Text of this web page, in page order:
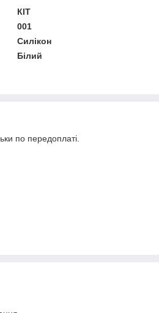
КІТ
001
Силікон
Білий
по передоплаті.